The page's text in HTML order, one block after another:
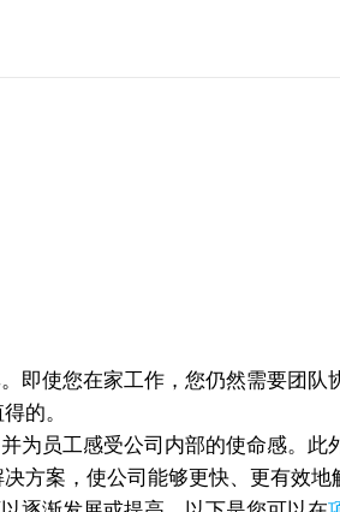
即使您在家工作，您仍然需要团队
的。
为员工感受公司内部的使命感。此
方案，使公司能够更快、更有效地